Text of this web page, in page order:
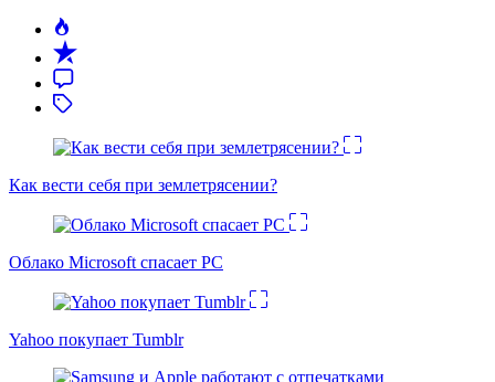
Как вести себя при землетрясении?
Облако Microsoft спасает PC
Yahoo покупает Tumblr